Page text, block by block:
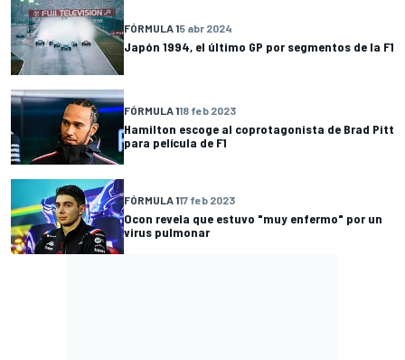
FÓRMULA 15 abr 2024
Japón 1994, el último GP por segmentos de la F1
FÓRMULA 118 feb 2023
Hamilton escoge al coprotagonista de Brad Pitt
para película de F1
FÓRMULA 117 feb 2023
Ocon revela que estuvo "muy enfermo" por un
virus pulmonar